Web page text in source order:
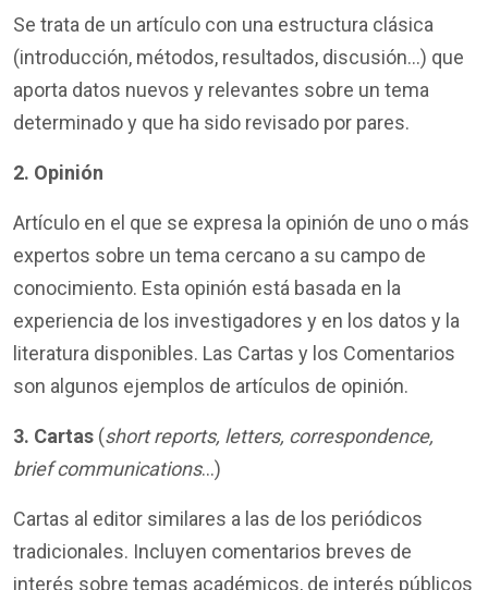
Se trata de un artículo con una estructura clásica
(introducción, métodos, resultados, discusión…) que
aporta datos nuevos y relevantes sobre un tema
determinado y que ha sido revisado por pares.
2. Opinión
Artículo en el que se expresa la opinión de uno o más
expertos sobre un tema cercano a su campo de
conocimiento. Esta opinión está basada en la
experiencia de los investigadores y en los datos y la
literatura disponibles. Las Cartas y los Comentarios
son algunos ejemplos de artículos de opinión.
3. Cartas (short reports, letters, correspondence,
brief communications…)
Cartas al editor similares a las de los periódicos
tradicionales. Incluyen comentarios breves de
interés sobre temas académicos, de interés públicos